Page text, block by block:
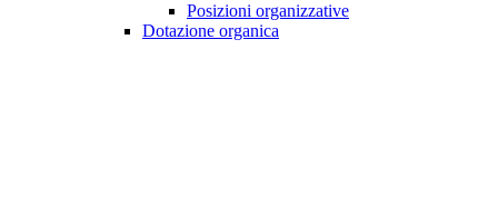
Posizioni organizzative
Dotazione organica